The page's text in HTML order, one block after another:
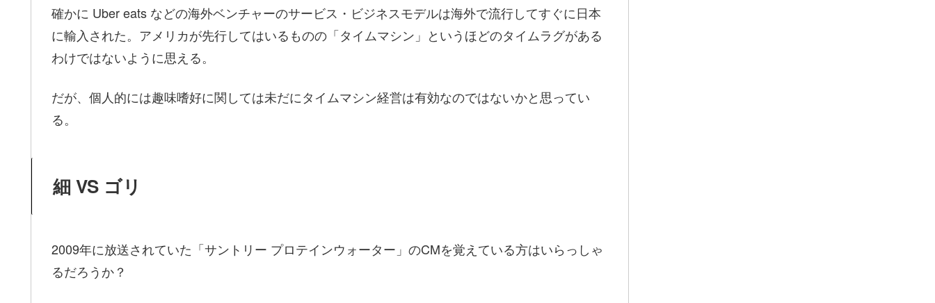
確かに Uber eats などの海外ベンチャーのサービス・ビジネスモデルは海外で流行してすぐに日本
に輸入された。アメリカが先行してはいるものの「タイムマシン」というほどのタイムラグがある
わけではないように思える。
だが、個人的には趣味嗜好に関しては未だにタイムマシン経営は有効なのではないかと思ってい
る。
細 VS ゴリ
2009年に放送されていた「サントリー プロテインウォーター」のCMを覚えている方はいらっしゃ
るだろうか？